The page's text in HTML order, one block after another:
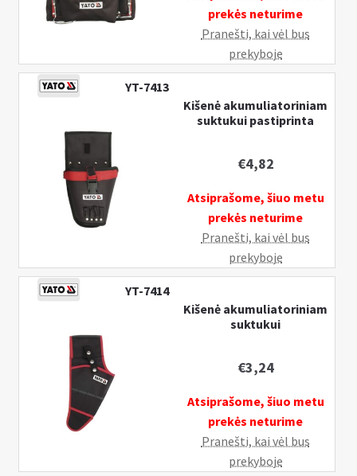
prekės neturime
Pranešti, kai vėl bus
prekyboje
YT-7413
Kišenė akumuliatoriniam
suktukui pastiprinta
€4,82
Atsiprašome, šiuo metu
prekės neturime
Pranešti, kai vėl bus
prekyboje
YT-7414
Kišenė akumuliatoriniam
suktukui
€3,24
Atsiprašome, šiuo metu
prekės neturime
Pranešti, kai vėl bus
prekyboje